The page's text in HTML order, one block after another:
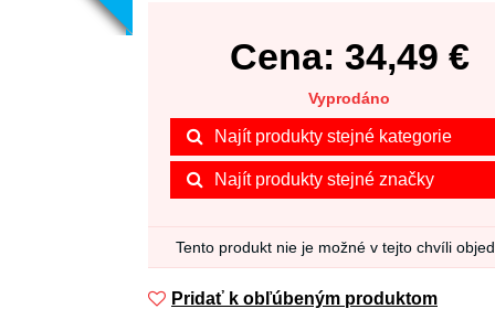
Cena: 34,49 €
Vyprodáno
Najít produkty stejné kategorie
Najít produkty stejné značky
Tento produkt nie je možné v tejto chvíli
Pridať k obľúbeným produktom